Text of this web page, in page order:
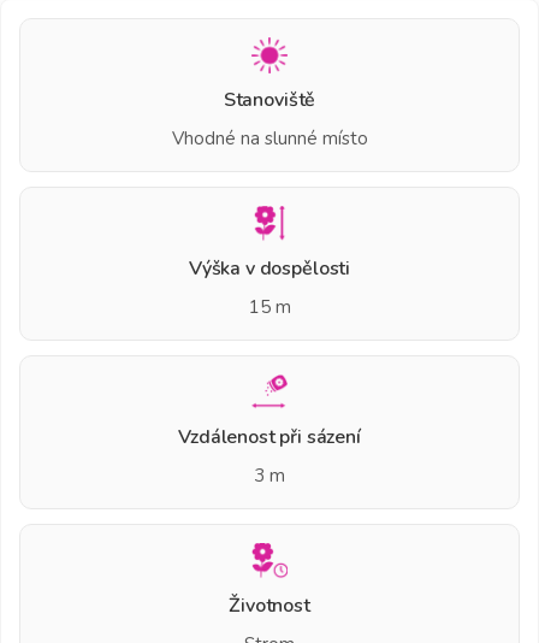
Stanoviště
Vhodné na slunné místo
Výška v dospělosti
15 m
Vzdálenost při sázení
3 m
Životnost